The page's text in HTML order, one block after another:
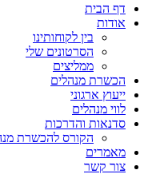
דף הבית
אודות
בין לקוחותינו
הסרטונים שלי
ממליצים
הכשרת מנהלים
ייעוץ ארגוני
לווי מנהלים
סדנאות והדרכות
הקורס להכשרת
מאמרים
צור קשר